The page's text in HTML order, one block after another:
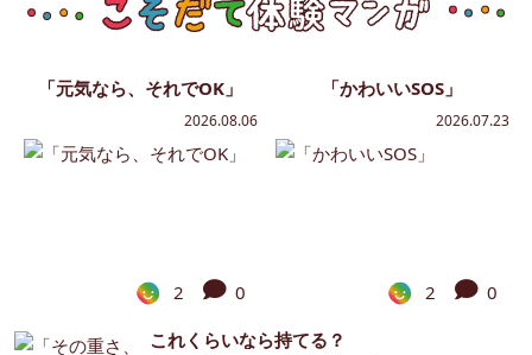
「元気なら、それでOK」
2026.08.06
2 0
「かわいいSOS」
2026.07.23
2
0
これくらいなら持てる？